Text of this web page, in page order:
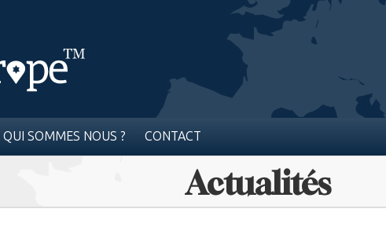
QUI SOMMES NOUS ? CONTACT
Actualités